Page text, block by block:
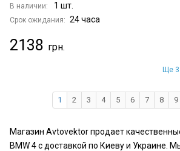
В наличии: 1 шт.
Срок ожидания: 24 часа
2138
Ще 3
1 2 3 4 5 6 7 8 9
Магазин Avtovektor продает
BMW 4 с доставкой по Киеву и Украине.